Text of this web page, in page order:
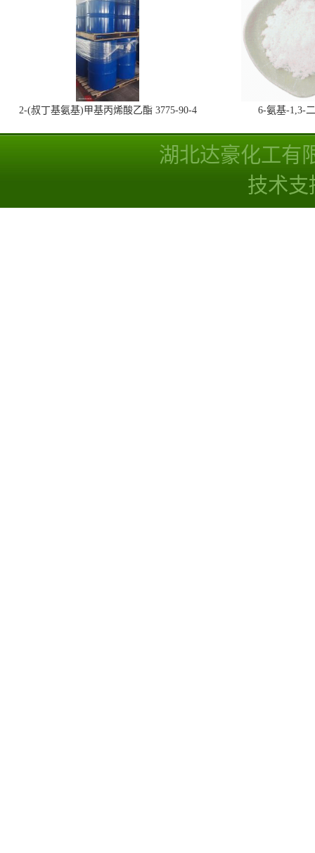
2-(叔丁基氨基)甲基丙烯酸乙酯 3775-90-4 6-氨基-1,3-
湖北达豪化工有
技术